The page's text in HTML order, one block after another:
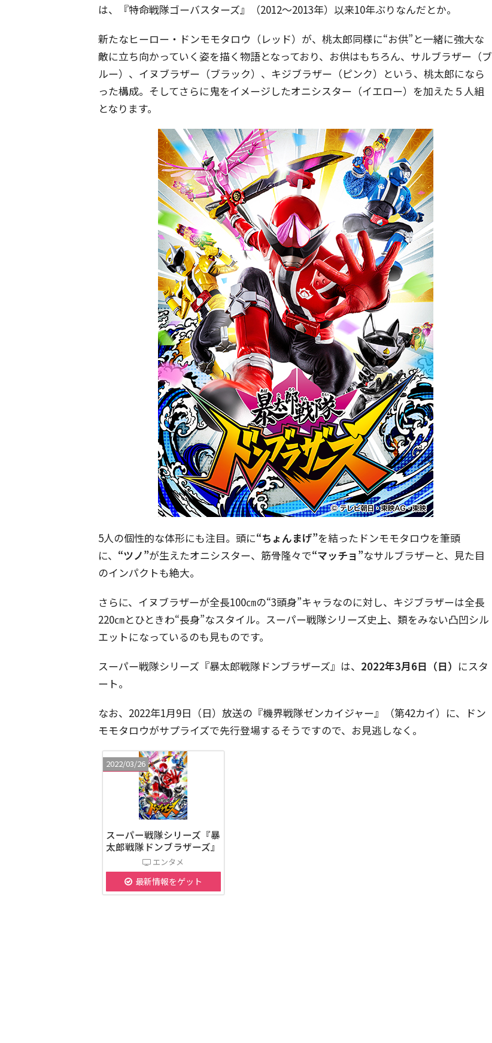
は、『特命戦隊ゴーバスターズ』（2012～2013年）以来10年ぶりなんだとか。
新たなヒーロー・ドンモモタロウ（レッド）が、桃太郎同様に“お供”と一緒に強大な
敵に立ち向かっていく姿を描く物語となっており、お供はもちろん、サルブラザー（ブ
ルー）、イヌブラザー（ブラック）、キジブラザー（ピンク）という、桃太郎になら
った構成。そしてさらに鬼をイメージしたオニシスター（イエロー）を加えた５人組
となります。
5人の個性的な体形にも注目。頭に“ちょんまげ”を結ったドンモモタロウを筆頭
に、 “ツノ”が生えたオニシスター、筋骨隆々で“マッチョ”なサルブラザーと、見た目
のインパクトも絶大。
さらに、イヌブラザーが全長100㎝の“3頭身”キャラなのに対し、キジブラザーは全長
220㎝とひときわ“長身”なスタイル。スーパー戦隊シリーズ史上、類をみない凸凹シル
エットになっているのも見ものです。
スーパー戦隊シリーズ『暴太郎戦隊ドンブラザーズ』は、 2022年3月6日（日） にスタ
ート。
なお、2022年1月9日（日）放送の『機界戦隊ゼンカイジャー』（第42カイ）に、ドン
モモタロウがサプライズで先行登場するそうですので、お見逃しなく。
2022/03/26
スーパー戦隊シリーズ『暴
太郎戦隊ドンブラザーズ』
エンタメ
最新情報をゲット